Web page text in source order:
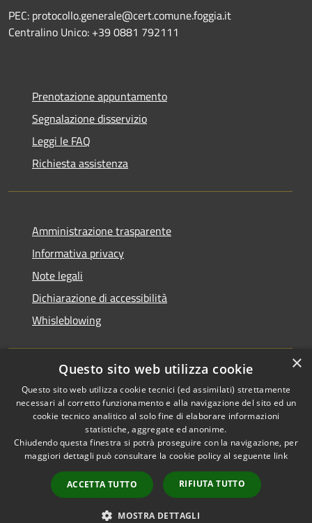
PEC: protocollo.generale@cert.comune.foggia.it
Centralino Unico: +39 0881 792111
Prenotazione appuntamento
Segnalazione disservizio
Leggi le FAQ
Richiesta assistenza
Amministrazione trasparente
Informativa privacy
Note legali
Dichiarazione di accessibilità
Whisleblowing
RSS
Accessibilità
Privacy
Cookie
Mappa del sito
Codici IPA
Area dipendenti
Copyright © 2026 • Comune di
Foggia • Powered by
Municipium
Accesso
redazione
×
Questo sito web utilizza cookie
Questo sito web utilizza cookie tecnici (ed assimilati) strettamente
necessari al corretto funzionamento e alla navigazione del sito ed un
cookie tecnico analitico al solo fine di elaborare informazioni
statistiche, aggregate ed anonime.
Chiudendo questa finestra si potrà proseguire con la navigazione, per
maggiori dettagli può consultare la cookie policy al seguente link
ACCETTA TUTTO RIFIUTA TUTTO
MOSTRA DETTAGLI